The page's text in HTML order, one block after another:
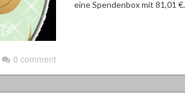
0 comment
eine Spendenbox mit 81,01